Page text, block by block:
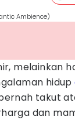
Ambience)
melainkan
hidup
takut
dan